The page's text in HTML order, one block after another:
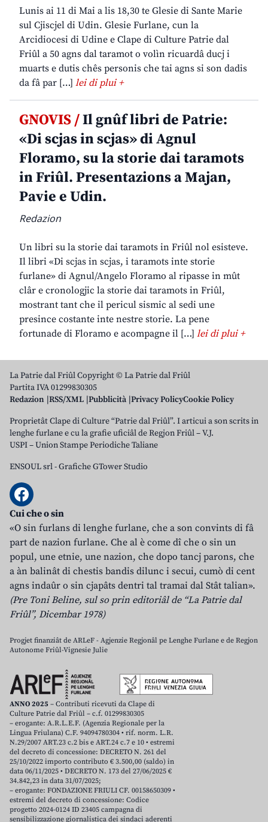
Lunis ai 11 di Mai a lis 18,30 te Glesie di Sante Marie
sul Cjiscjel di Udin. Glesie Furlane, cun la
Arcidiocesi di Udine e Clape di Culture Patrie dal
Friûl a 50 agns dal taramot o volìn ricuardâ ducj i
muarts e dutis chês personis che tai agns si son dadis
da fâ par […] lei di plui +
GNOVIS /Il gnûf libri de Patrie:
«Di scjas in scjas» di Agnul
Floramo, su la storie dai taramots
in Friûl. Presentazions a Majan,
Pavie e Udin.
Redazion
Un libri su la storie dai taramots in Friûl nol esisteve.
Il libri «Di scjas in scjas, i taramots inte storie
furlane» di Agnul/Angelo Floramo al ripasse in mût
clâr e cronologjic la storie dai taramots in Friûl,
mostrant tant che il pericul sismic al sedi une
presince costante inte nestre storie. La pene
fortunade di Floramo e acompagne il […] lei di plui +
La Patrie dal Friûl Copyright © La Patrie dal Friûl
Partita IVA 01299830305
Redazion RSS/XML Pubblicità Privacy PolicyCookie Policy
Proprietât Clape di Culture “Patrie dal Friûl”. I articui a son scrits in
lenghe furlane e cu la grafie uficiâl de Regjon Friûl – V.J.
USPI – Union Stampe Periodiche Taliane
ENSOUL srl-Grafiche GTower Studio
Cui che o sin
«O sin furlans di lenghe furlane, che a son convints di fâ
part de nazion furlane. Che al è come dî che o sin un
popul, une etnie, une nazion, che dopo tancj parons, che
a àn balinât di chestis bandis dilunc i secui, cumò di cent
agns indaûr o sin cjapâts dentri tal tramai dal Stât talian».
(Pre Toni Beline, sul so prin editoriâl de “La Patrie dal
Friûl”, Dicembar 1978)
Progjet finanziât de ARLeF - Agjenzie Regjonâl pe Lenghe Furlane e de Regjon
Autonome Friûl-Vignesie Julie
ANNO 2025 – Contributi ricevuti da Clape di
Culture Patrie dal Friûl – c.f. 01299830305
– erogante: A.R.L.E.F. (Agenzia Regionale per la
Lingua Friulana) C.F. 94094780304 • rif. norm. L.R.
N.29/2007 ART.23 c.2 bis e ART.24 c.7 e 10 • estremi
del decreto di concessione: DECRETO N. 261 del
25/10/2022 importo contributo € 3.500,00 (saldo) in
data 06/11/2025 • DECRETO N. 173 del 27/06/2025 €
34.842,23 in data 31/07/2025;
– erogante: FONDAZIONE FRIULI CF. 00158650309 •
estremi del decreto di concessione: Codice
progetto 2024-0124 ID 23405 campagna di
sensibilizzazione giornalistica dei sindaci aderenti